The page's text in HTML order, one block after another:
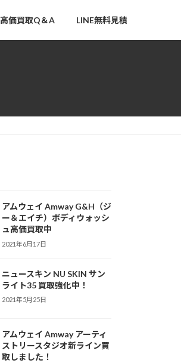
高価買取Q＆A LINE無料見積
アムウェイ Amway G&H（ジ
ー＆エイチ）ボディウォッシ
ュ高価買取中
2021年6月17日
ニュースキン NU SKIN サン
ライト35 買取強化中！
2021年5月25日
アムウェイ Amway アーティ
ストリースタジオ新ライン買
取しました！